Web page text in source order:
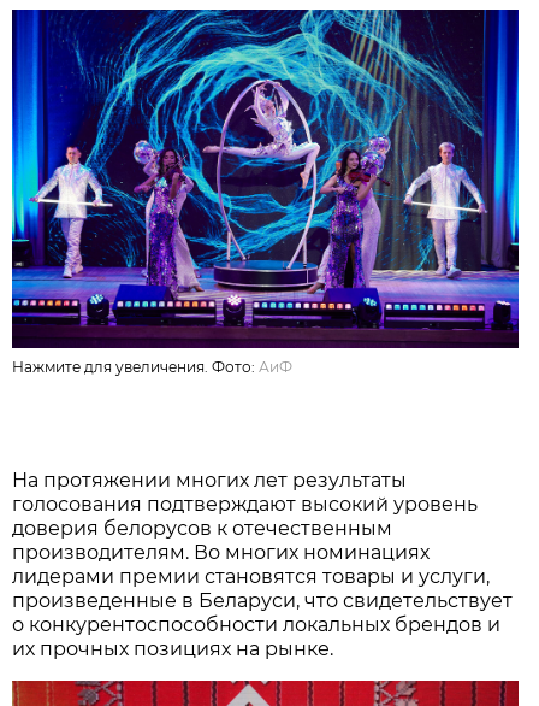
Нажмите для увеличения. Фото:АиФ
На протяжении многих лет результаты
голосования подтверждают высокий уровень
доверия белорусов к отечественным
производителям. Во многих номинациях
лидерами премии становятся товары и услуги,
произведенные в Беларуси, что свидетельствует
о конкурентоспособности локальных брендов и
их прочных позициях на рынке.